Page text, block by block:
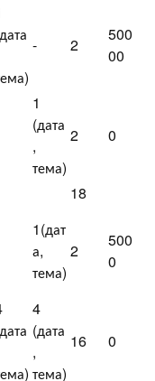
- 2
500
00
1
(дата
,
тема)
2 0
18
1(дат
а,
тема)
2
500
0
4
(дата
,
тема)
16 0